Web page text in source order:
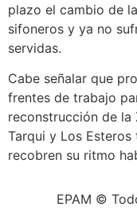
plazo el cambio de
sifoneros y ya no
servidas.
Cabe señalar que
frentes de trabajo
reconstrucción de la
Tarqui y Los
recobren su ritmo
EPAM ©